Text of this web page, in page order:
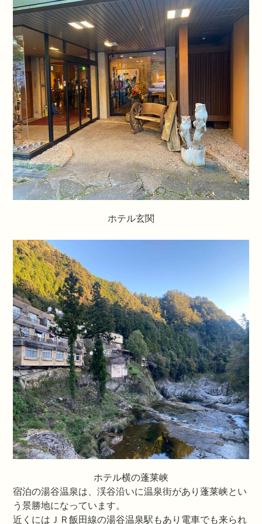
ホテル玄関
ホテル横の蓬莱峡
宿泊の湯谷温泉は、渓谷沿いに温泉街があり蓬莱峡とい
う景勝地になっています。
近くにはＪＲ飯田線の湯谷温泉駅もあり電車でも来られ